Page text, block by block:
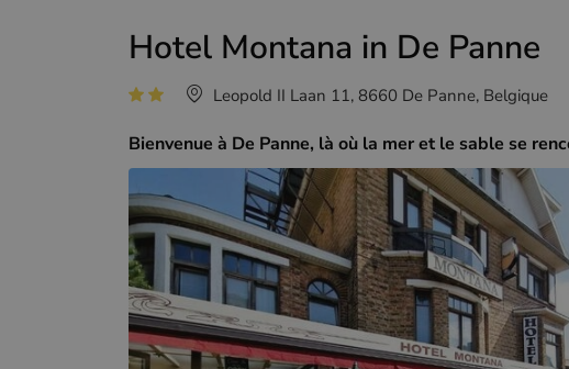
Nederlands Français
Hotel Montana in De Panne
Leopold II Laan 11, 8660 De Panne, Belgique
Bienvenue à De Panne, là où la mer et le sable se